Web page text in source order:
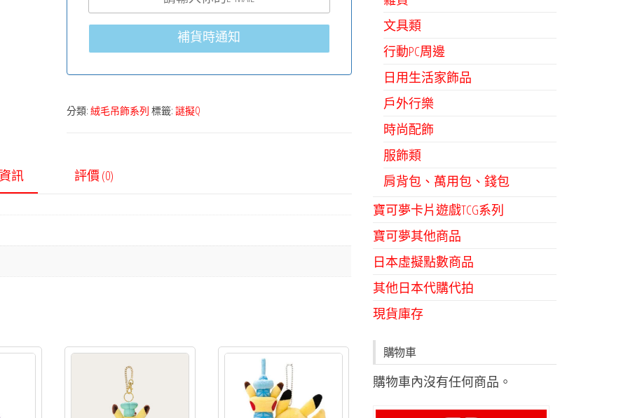
補貨時通知
分類: 絨毛吊飾系列 標籤: 謎擬Q
訊 評價 (0)
文具類
行動PC周邊
日用生活家飾品
戶外行樂
時尚配飾
服飾類
肩背包、萬用包、錢包
寶可夢卡片遊戲TCG系列
寶可夢其他商品
日本虛擬點數商品
其他日本代購代拍
現貨庫存
購物車
購物車內沒有任何商品。